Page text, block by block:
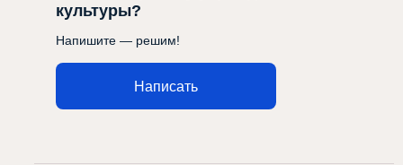
культуры?
Напишите — решим!
Написать